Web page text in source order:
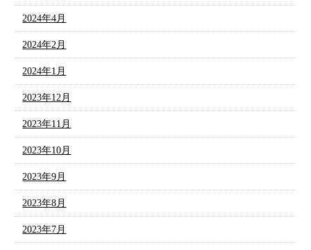
2024年4月
2024年2月
2024年1月
2023年12月
2023年11月
2023年10月
2023年9月
2023年8月
2023年7月